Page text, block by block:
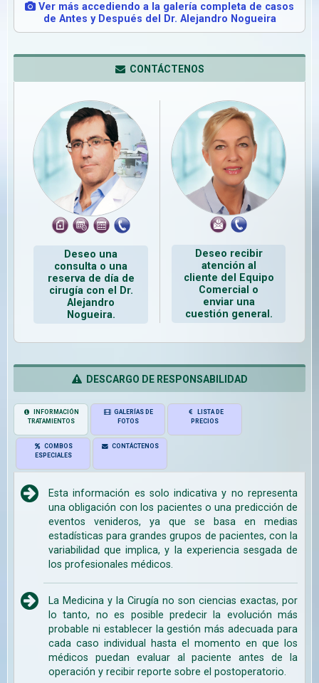
Ver más accediendo a la galería completa de casos
de Antes y Después del Dr. Alejandro Nogueira
CONTÁCTENOS
Deseo una
consulta o una
reserva de día de
cirugía con el Dr.
Alejandro
Nogueira.
Deseo recibir
atención al
cliente del Equipo
Comercial o
enviar una
cuestión general.
DESCARGO DE RESPONSABILIDAD
INFORMACIÓN
TRATAMIENTOS
GALERÍAS DE
FOTOS
LISTA DE
PRECIOS
COMBOS
ESPECIALES
CONTÁCTENOS
Esta información es solo indicativa y no representa
una obligación con los pacientes o una predicción de
eventos venideros, ya que se basa en medias
estadísticas para grandes grupos de pacientes, con la
variabilidad que implica, y la experiencia sesgada de
los profesionales médicos.
La Medicina y la Cirugía no son ciencias exactas, por
lo tanto, no es posible predecir la evolución más
probable ni establecer la gestión más adecuada para
cada caso individual hasta el momento en que los
médicos puedan evaluar al paciente antes de la
operación y recibir reporte sobre el postoperatorio.